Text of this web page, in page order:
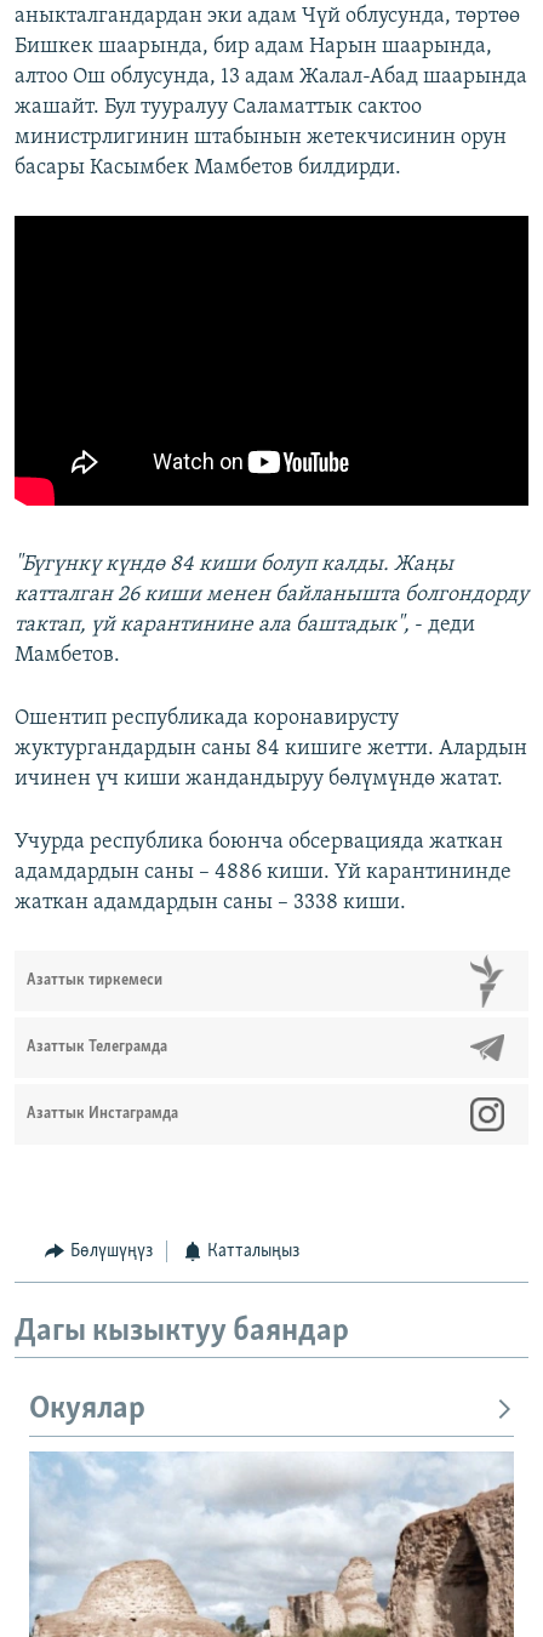
аныкталгандардан эки адам Чүй облусунда, төртөө
Бишкек шаарында, бир адам Нарын шаарында,
алтоо Ош облусунда, 13 адам Жалал-Абад шаарында
жашайт. Бул тууралуу Саламаттык сактоо
министрлигинин штабынын жетекчисинин орун
басары Касымбек Мамбетов билдирди.
"Бүгүнкү күндө 84 киши болуп калды. Жаңы
катталган 26 киши менен байланышта болгондорду
тактап, үй карантинине ала баштадык", - деди
Мамбетов.
Ошентип республикада коронавирусту
жуктургандардын саны 84 кишиге жетти. Алардын
ичинен үч киши жандандыруу бөлүмүндө жатат.
Учурда республика боюнча обсервацияда жаткан
адамдардын саны – 4886 киши. Үй карантининде
жаткан адамдардын саны – 3338 киши.
Азаттык тиркемеси
Азаттык Телеграмда
Азаттык Инстаграмда
Бөлүшүңүз Катталыңыз
Дагы кызыктуу баяндар
Окуялар